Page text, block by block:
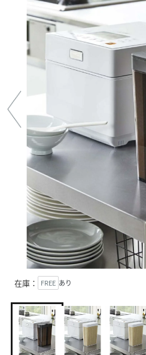
在庫： FREE あり